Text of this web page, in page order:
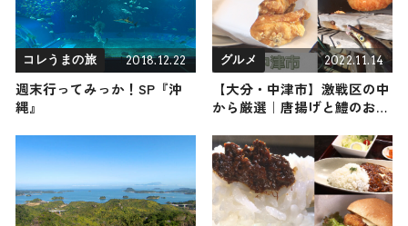
コレうまの旅 2018.12.22
週末行ってみっか！SP『沖
縄』
グルメ 2022.11.14
【大分・中津市】激戦区の中
から厳選｜唐揚げと鱧のおす